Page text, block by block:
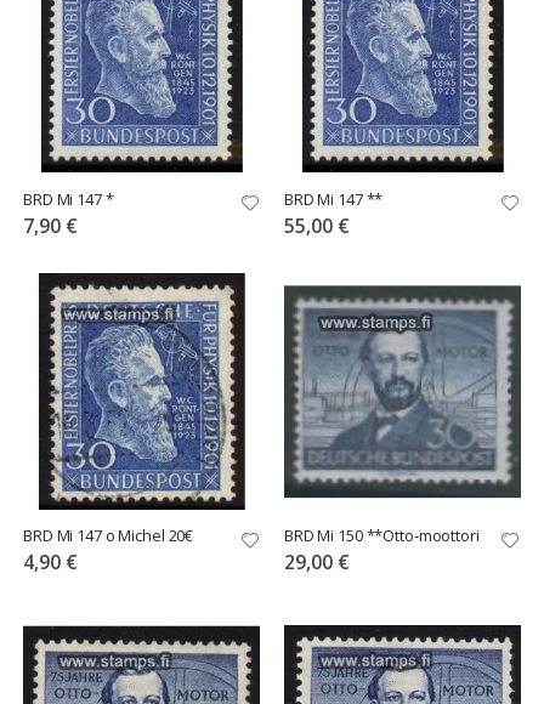
BRD Mi 147 *
7,90 €
BRD Mi 147 **
55,00 €
BRD Mi 147 o Michel 20€
4,90 €
BRD Mi 150 **Otto-moottori
29,00 €